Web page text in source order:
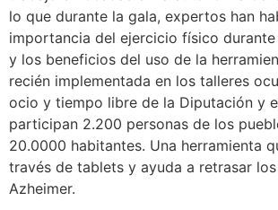
lo que durante la gala, expertos han
importancia del ejercicio físico
y los beneficios del uso de la
recién implementada en los talleres
ocio y tiempo libre de la Diputación y
participan 2.200 personas de los
20.0000 habitantes. Una herramienta
través de tablets y ayuda a retrasar
Azheimer.